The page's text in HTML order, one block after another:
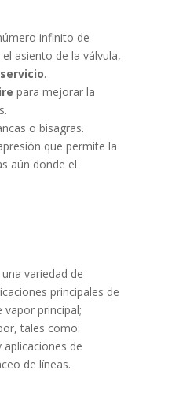
infinito de
asiento de la válvula,
.
para mejorar la
o bisagras.
que permite la
aún donde el
variedad de
principales de
principal;
tales como:
de
de líneas.